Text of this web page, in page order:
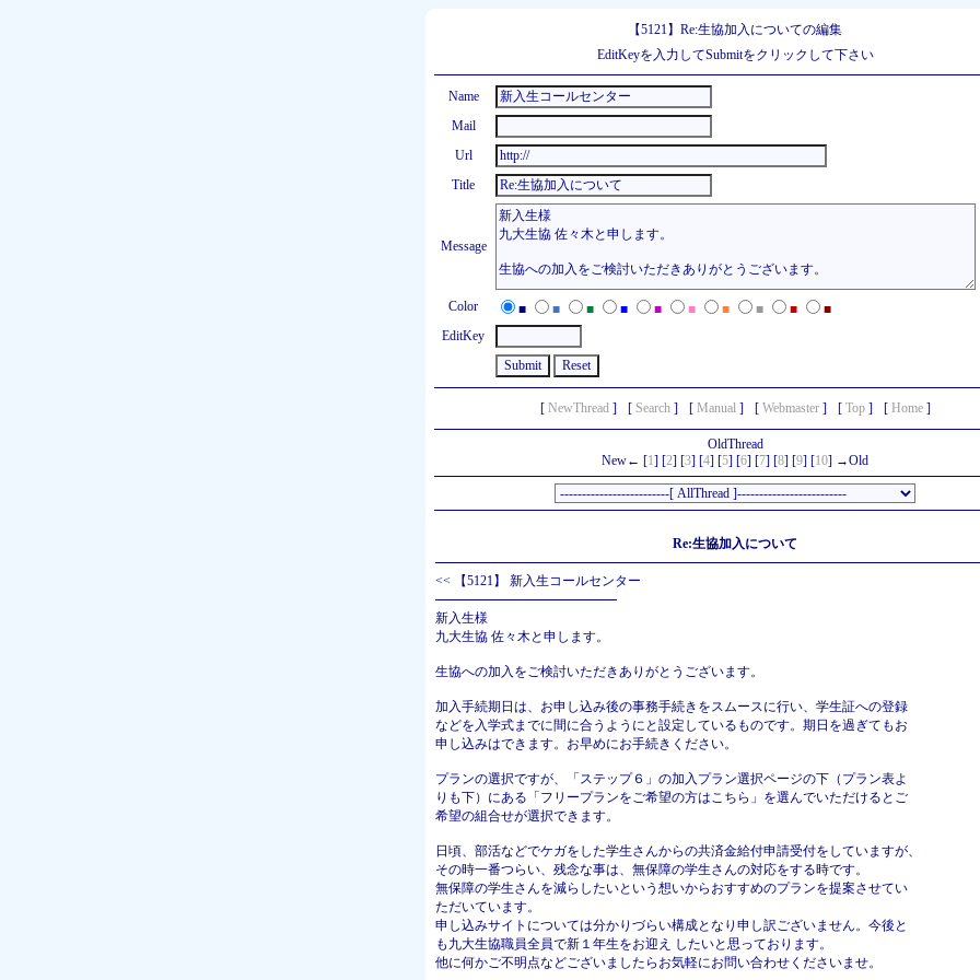
【5121】Re:生協加入についての編集
EditKeyを入力してSubmitをクリックして下さい
Name
Mail
Url
Title
Message
Color ■ ■ ■ ■ ■ ■ ■ ■ ■
■
EditKey
[ NewThread] [ Search] [ Manual] [ Webmaster] [ Top] [ Home]
OldThread
New← [1] [2] [3] [4] [5] [6] [7] [8] [9] [10] →Old
Re:生協加入について
<< 【5121】 新入生コールセンター
新入生様
九大生協 佐々木と申します。
生協への加入をご検討いただきありがとうございます。
加入手続期日は、お申し込み後の事務手続きをスムースに行い、学生証への登録
などを入学式までに間に合うようにと設定しているものです。期日を過ぎてもお
申し込みはできます。お早めにお手続きください。
プランの選択ですが、「ステップ６」の加入プラン選択ページの下（プラン表よ
りも下）にある「フリープランをご希望の方はこちら」を選んでいただけるとご
希望の組合せが選択できます。
日頃、部活などでケガをした学生さんからの共済金給付申請受付をしていますが、
その時一番つらい、残念な事は、無保障の学生さんの対応をする時です。
無保障の学生さんを減らしたいという想いからおすすめのプランを提案させてい
ただいています。
申し込みサイトについては分かりづらい構成となり申し訳ございません。今後と
も九大生協職員全員で新１年生をお迎え したいと思っております。
他に何かご不明点などございましたらお気軽にお問い合わせくださいませ。